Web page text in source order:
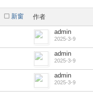
新窗 作者
admin
2025-3-9
admin
2025-3-9
admin
2025-3-9